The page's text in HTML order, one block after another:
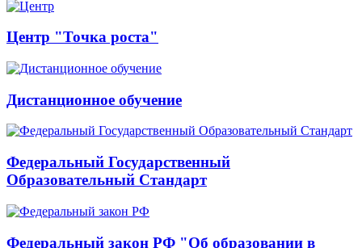
Центр "Точка роста"
Дистанционное обучение
Федеральный Государственный
Образовательный Стандарт
Федеральный закон РФ "Об образовании в